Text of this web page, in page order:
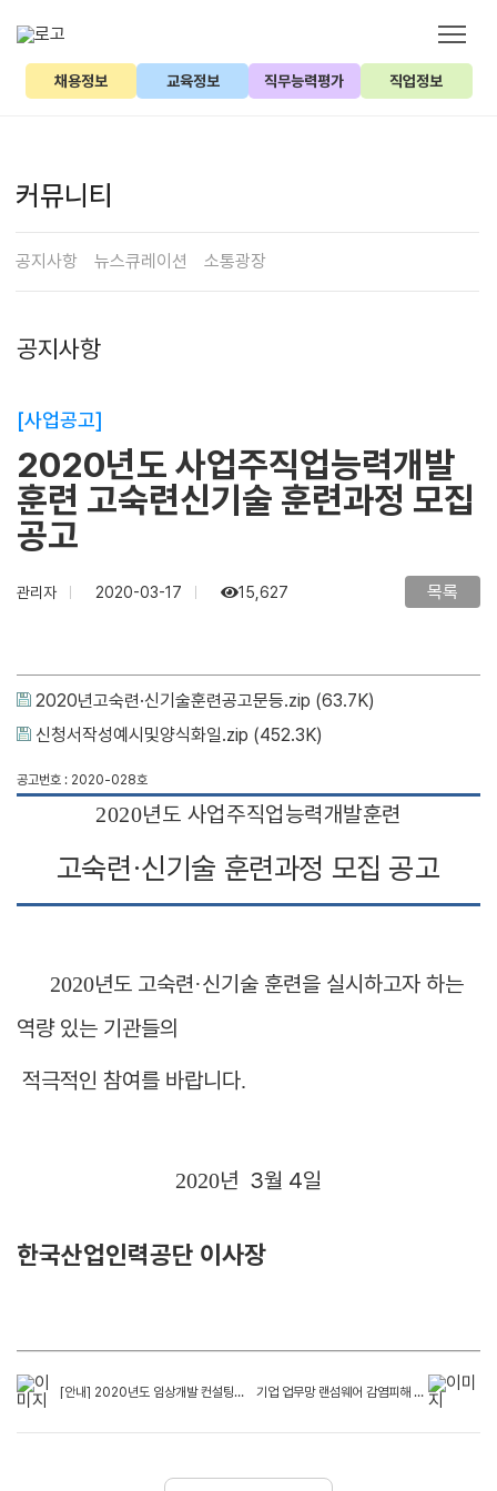
채용정보 교육정보 직무능력평가 직업정보
커뮤니티
공지사항 뉴스큐레이션 소통광장
공지사항
[사업공고]
2020년도 사업주직업능력개발
훈련 고숙련신기술 훈련과정 모집
공고
관리자 2020-03-17 15,627 목록
2020년고숙련·신기술훈련공고문등.zip (63.7K)
신청서작성예시및양식화일.zip (452.3K)
공고번호 : 2020-028호
2020년도 사업주직업능력개발훈련
고숙련 ·신기술 훈련과정 모집 공고
2020년도 고숙련·신기술 훈련을 실시하고자 하는
역량 있는 기관들의
적극적인 참여를 바랍니다.
2020년 3월 4일
한국산업인력공단 이사장
[안내] 2020년도 임상개발 컨설팅 지원사업 참여기업 공모 기업 업무망 랜섬웨어 감염피해 주의 안내